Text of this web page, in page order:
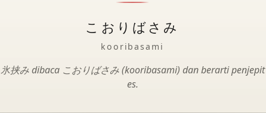
こおりばさみ
kooribasami
氷挟み dibaca こおりばさみ (kooribasami) dan berarti penjepit
es.